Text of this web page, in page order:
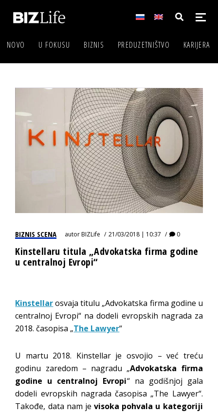
NOVO U FOKUSU BIZNIS PREDUZETNIŠTVO KARIJERA
BIZNIS SCENA autorBIZLife 21/03/2018 | 10:37 0
Kinstellaru titula „Advokatska firma godine
u centralnoj Evropi“
Kinstellarosvaja titulu „Advokatska firma godine u
centralnoj Evropi“ na dodeli evropskih nagrada za
2018. časopisa „The Lawyer“
U martu 2018. Kinstellar je osvojio – već treću
godinu zaredom – nagradu „Advokatska firma
godine u centralnoj Evropi“ na godišnjoj gala
dodeli evropskih nagrada časopisa „The Lawyer“.
Takođe, data nam jevisoka pohvala u kategoriji